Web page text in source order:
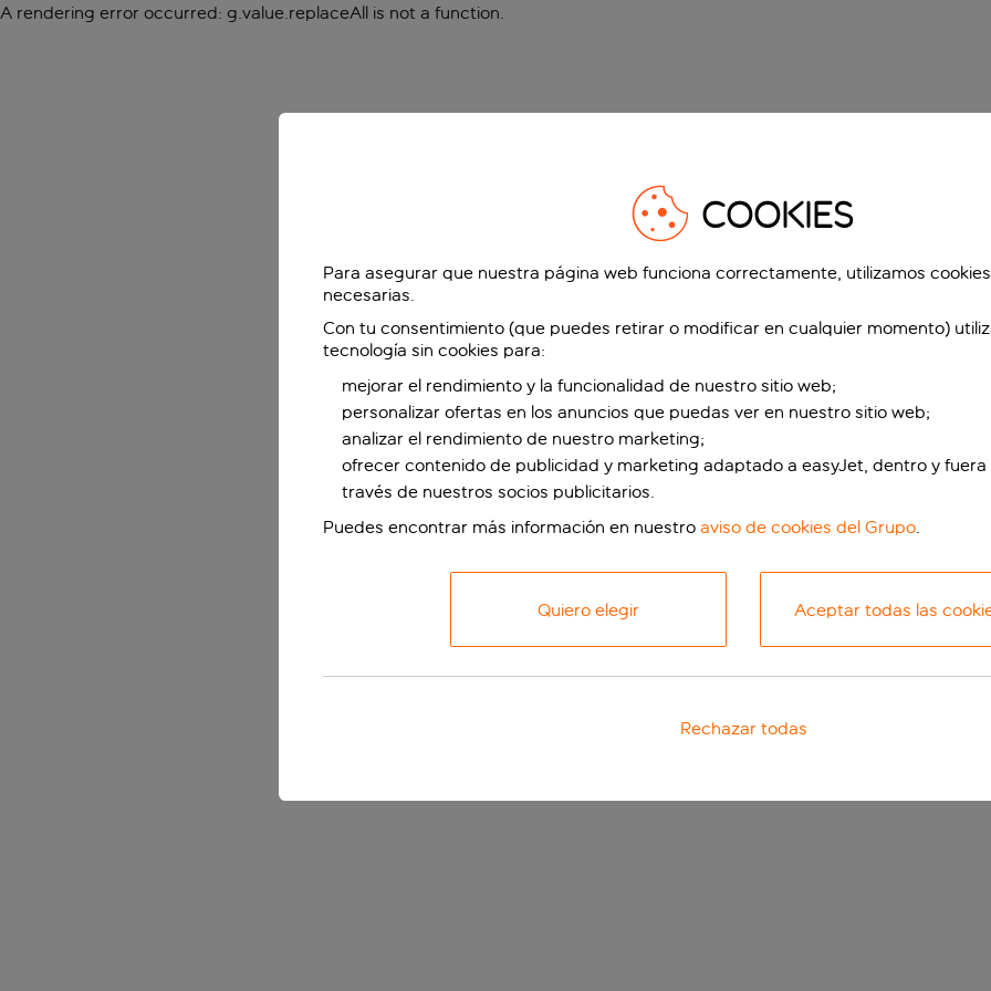
A rendering error occurred: g.value.replaceAll is not a function.
COOKIES
Para asegurar que nuestra página web funciona correctamente, utilizamos
necesarias.
Con tu consentimiento (que puedes retirar o modificar en cualquier momento)
tecnología sin cookies para:
mejorar el rendimiento y la funcionalidad de nuestro sitio web;
personalizar ofertas en los anuncios que puedas ver en nuestro sitio web;
analizar el rendimiento de nuestro marketing;
ofrecer contenido de publicidad y marketing adaptado a easyJet, dentro y
través de nuestros socios publicitarios.
Puedes encontrar más información en nuestro aviso de cookies del Grupo.
Quiero elegir Aceptar todas las
Rechazar todas